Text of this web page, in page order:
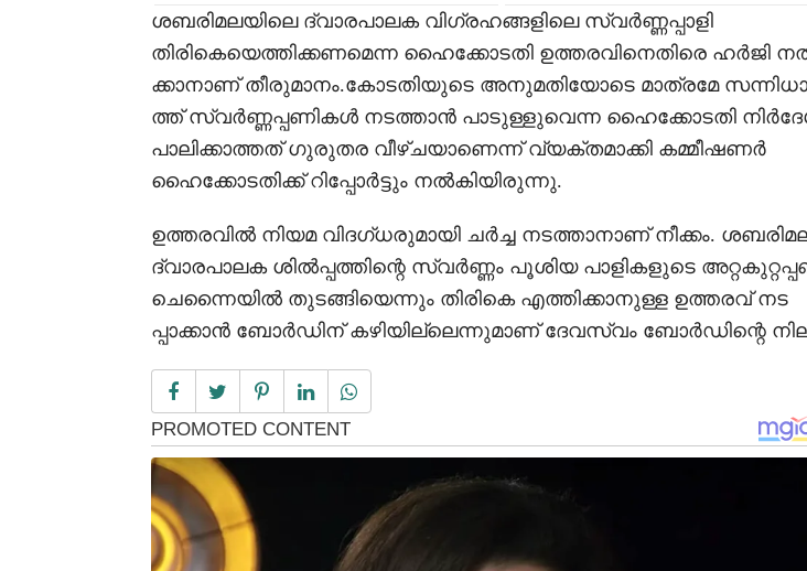
ശബരിമലയിലെ ദ്വാരപാലക വിഗ്രഹങ്ങളിലെ സ്വർണ്ണപ്പാളി
തിരികെയെത്തിക്കണമെന്ന ഹൈക്കോടതി ഉത്തരവിനെതിരെ ഹർജി
ക്കാനാണ് തീരുമാനം.കോടതിയുടെ അനുമതിയോടെ മാത്രമേ
ത്ത് സ്വർണ്ണപ്പണികൾ നടത്താൻ പാടുള്ളുവെന്ന ഹൈക്കോടതി
പാലിക്കാത്തത് ഗുരുതര വീഴ്ചയാണെന്ന് വ്യക്തമാക്കി കമ്മീഷണർ
ഹൈക്കോടതിക്ക് റിപ്പോർട്ടും നൽകിയിരുന്നു.
ഉത്തരവിൽ നിയമ വിദഗ്ധരുമായി ചർച്ച നടത്താനാണ് നീക്കം.
ദ്വാരപാലക ശിൽപ്പത്തിന്റെ സ്വർണ്ണം പൂശിയ പാളികളുടെ
ചെന്നൈയിൽ തുടങ്ങിയെന്നും തിരികെ എത്തിക്കാനുള്ള ഉത്തരവ് നട
പ്പാക്കാൻ ബോർഡിന് കഴിയില്ലെന്നുമാണ് ദേവസ്വം ബോർഡിന്റെ